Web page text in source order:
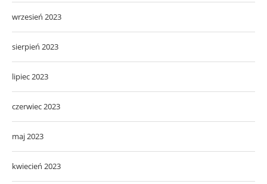
wrzesień 2023
sierpień 2023
lipiec 2023
czerwiec 2023
maj 2023
kwiecień 2023